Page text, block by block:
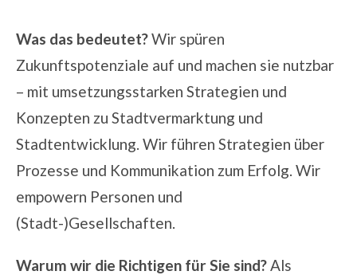
Was das bedeutet?Wir spüren
Zukunftspotenziale auf und machen sie nutzbar
– mit umsetzungsstarken Strategien und
Konzepten zu Stadtvermarktung und
Stadtentwicklung Wir führen Strategien über
Prozesse und Kommunikation zum Erfolg. Wir
empowern Personen und
(Stadt-)Gesellschaften.
Warum wir die Richtigen für Sie sind? Als